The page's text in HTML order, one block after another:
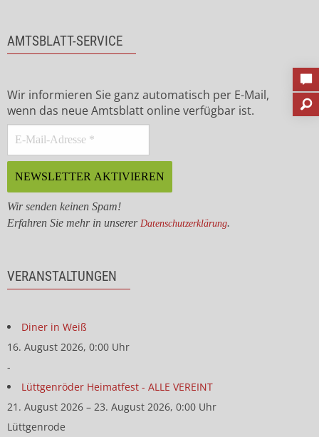
AMTSBLATT-SERVICE
Wir informieren Sie ganz automatisch per E-Mail,
wenn das neue Amtsblatt online verfügbar ist.
Wir senden keinen Spam!
Erfahren Sie mehr in unserer Datenschutzerklärung.
VERANSTALTUNGEN
Diner in Weiß
16. August 2026, 0:00 Uhr
-
Lüttgenröder Heimatfest - ALLE VEREINT
21. August 2026 – 23. August 2026, 0:00 Uhr
Lüttgenrode